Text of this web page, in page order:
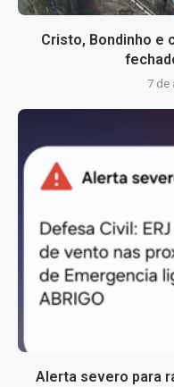
Cristo, Bondinho e
7 de
Alerta severo para